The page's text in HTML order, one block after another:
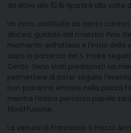
da dove alle 10,15 ripartirà alla volta
Un coro, costituito da cento
diocesi, guidato dal maestro Pino
momento dell’attesa e l’inizio della
dopo la partenza del S. Padre
Cento. Sono stati predisposti sei
permettere di poter seguire
non potranno entrare nella piazza
mentre l’intero percorso papale
filodiffusione.
La venuta di Francesco a Piazza